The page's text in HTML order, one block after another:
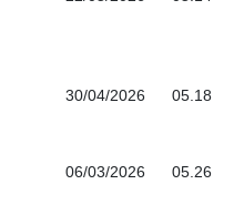
30/04/2026 05.18
06/03/2026 05.26